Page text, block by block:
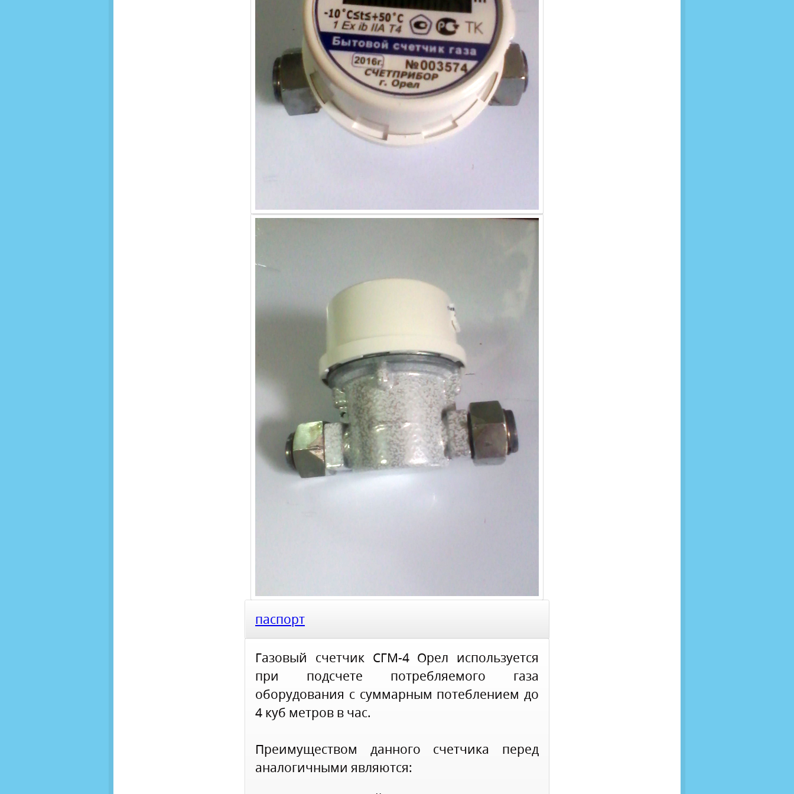
паспорт
Газовый счетчик СГМ-4 Орел используется
при подсчете потребляемого газа
оборудования с суммарным потеблением до
4 куб метров в час.
Преимуществом данного счетчика перед
аналогичными являются: